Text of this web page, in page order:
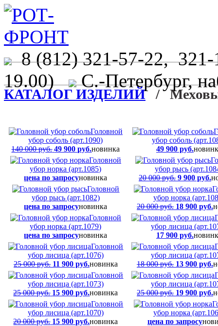
8 (812) 321-57-22,
19.00) С.-Петербург,
КАТАЛОГ ИЗДЕЛИЙ/
Головной
убор соболь (арт.1090)
140 000 руб. 49 900 руб.новинка
убор соболь
49 900 руб.
Головной
убор норка (арт.1085)
цена по запросуновинка
убор рысь
20 000 руб. 9 900 руб.
Головной
убор рысь (арт.1082)
цена по запросуновинка
убор норка
20 000 руб. 18 900 руб.
Головной
убор норка (арт.1079)
цена по запросуновинка
убор лисица
17 900 руб.
Головной
убор лисица (арт.1076)
25 000 руб. 11 900 руб.новинка
убор лисица
18 000 руб. 13 900 руб.
Головной
убор лисица (арт.1073)
25 000 руб. 15 900 руб.новинка
убор лисица
25 000 руб. 19 900 руб.
Головной
убор лисица (арт.1070)
20 000 руб. 15 900 руб.новинка
убор норка
цена по запросу